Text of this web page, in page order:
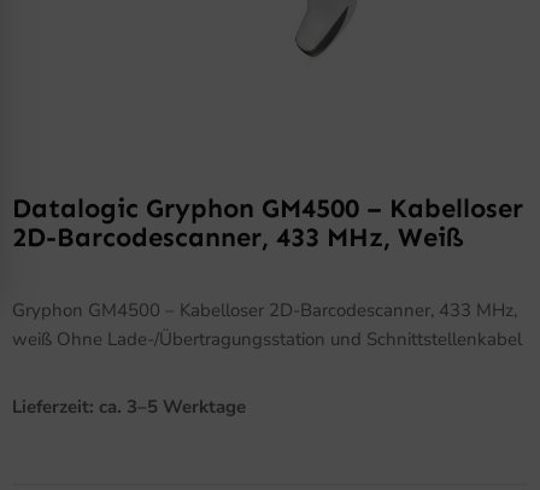
Datalogic Gryphon GM4500 – Kabelloser
2D-Barcodescanner, 433 MHz, Weiß
Gryphon GM4500 – Kabelloser 2D-Barcodescanner, 433 MHz,
weiß Ohne Lade-/Übertragungsstation und Schnittstellenkabel
Lieferzeit: ca. 3–5 Werktage